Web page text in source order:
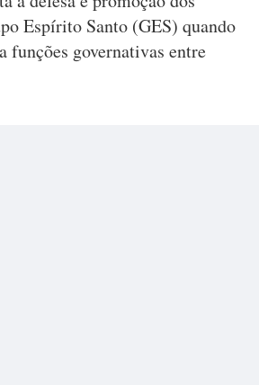
Espírito Santo (GES) quando
funções governativas entre